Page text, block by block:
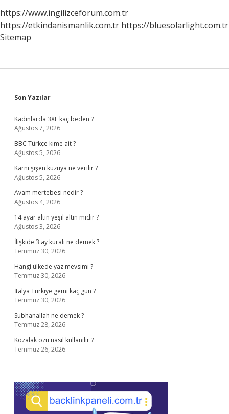
https://www.ingilizceforum.com.tr
https://etkindanismanlik.com.tr https://bluesolarlight.com.tr
Sitemap
Sidebar
Son Yazılar
Kadınlarda 3XL kaç beden ?
Ağustos 7, 2026
BBC Türkçe kime ait ?
Ağustos 5, 2026
Karnı şişen kuzuya ne verilir ?
Ağustos 5, 2026
Avam mertebesi nedir ?
Ağustos 4, 2026
14 ayar altın yeşil altın mıdır ?
Ağustos 3, 2026
İlişkide 3 ay kuralı ne demek ?
Temmuz 30, 2026
Hangi ülkede yaz mevsimi ?
Temmuz 30, 2026
İtalya Türkiye gemi kaç gün ?
Temmuz 30, 2026
Subhanallah ne demek ?
Temmuz 28, 2026
Kozalak özü nasıl kullanılır ?
Temmuz 26, 2026